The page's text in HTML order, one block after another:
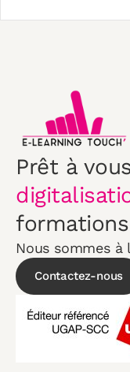
Prêt à
Nous sommes
Contactez-nous